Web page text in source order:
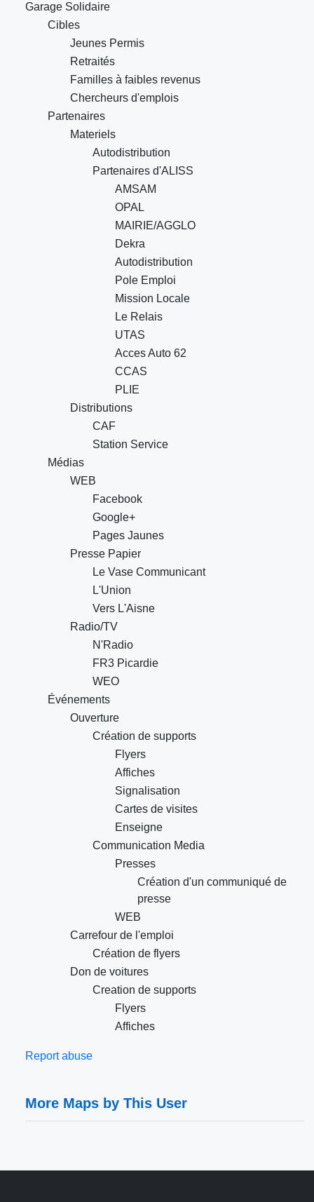
Garage Solidaire
Cibles
Jeunes Permis
Retraités
Familles à faibles revenus
Chercheurs d'emplois
Partenaires
Materiels
Autodistribution
Partenaires d'ALISS
AMSAM
OPAL
MAIRIE/AGGLO
Dekra
Autodistribution
Pole Emploi
Mission Locale
Le Relais
UTAS
Acces Auto 62
CCAS
PLIE
Distributions
CAF
Station Service
Médias
WEB
Facebook
Google+
Pages Jaunes
Presse Papier
Le Vase Communicant
L'Union
Vers L'Aisne
Radio/TV
N'Radio
FR3 Picardie
WEO
Événements
Ouverture
Création de supports
Flyers
Affiches
Signalisation
Cartes de visites
Enseigne
Communication Media
Presses
Création d'un communiqué de
presse
WEB
Carrefour de l'emploi
Création de flyers
Don de voitures
Creation de supports
Flyers
Affiches
Report abuse
More Maps by This User